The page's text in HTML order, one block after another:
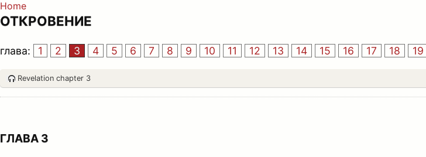
Home
ОТКРОВЕНИЕ
глава: 1 2 3 4 5 6 7 8 9 10 11 12 13 14 15 16 17 18 19
Revelation chapter 3
ГЛАВА 3